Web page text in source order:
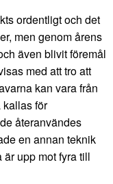
ordentligt och det
men genom årens
även blivit föremål
med att tro att
kan vara från
kallas för
återanvändes
en annan teknik
upp mot fyra till